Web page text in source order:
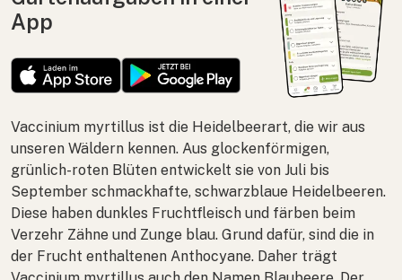
App
Vaccinium myrtillus ist die Heidelbeerart, die wir aus
unseren Wäldern kennen. Aus glockenförmigen,
grünlich-roten Blüten entwickelt sie von Juli bis
September schmackhafte, schwarzblaue Heidelbeeren.
Diese haben dunkles Fruchtfleisch und färben beim
Verzehr Zähne und Zunge blau. Grund dafür, sind die in
der Frucht enthaltenen Anthocyane. Daher trägt